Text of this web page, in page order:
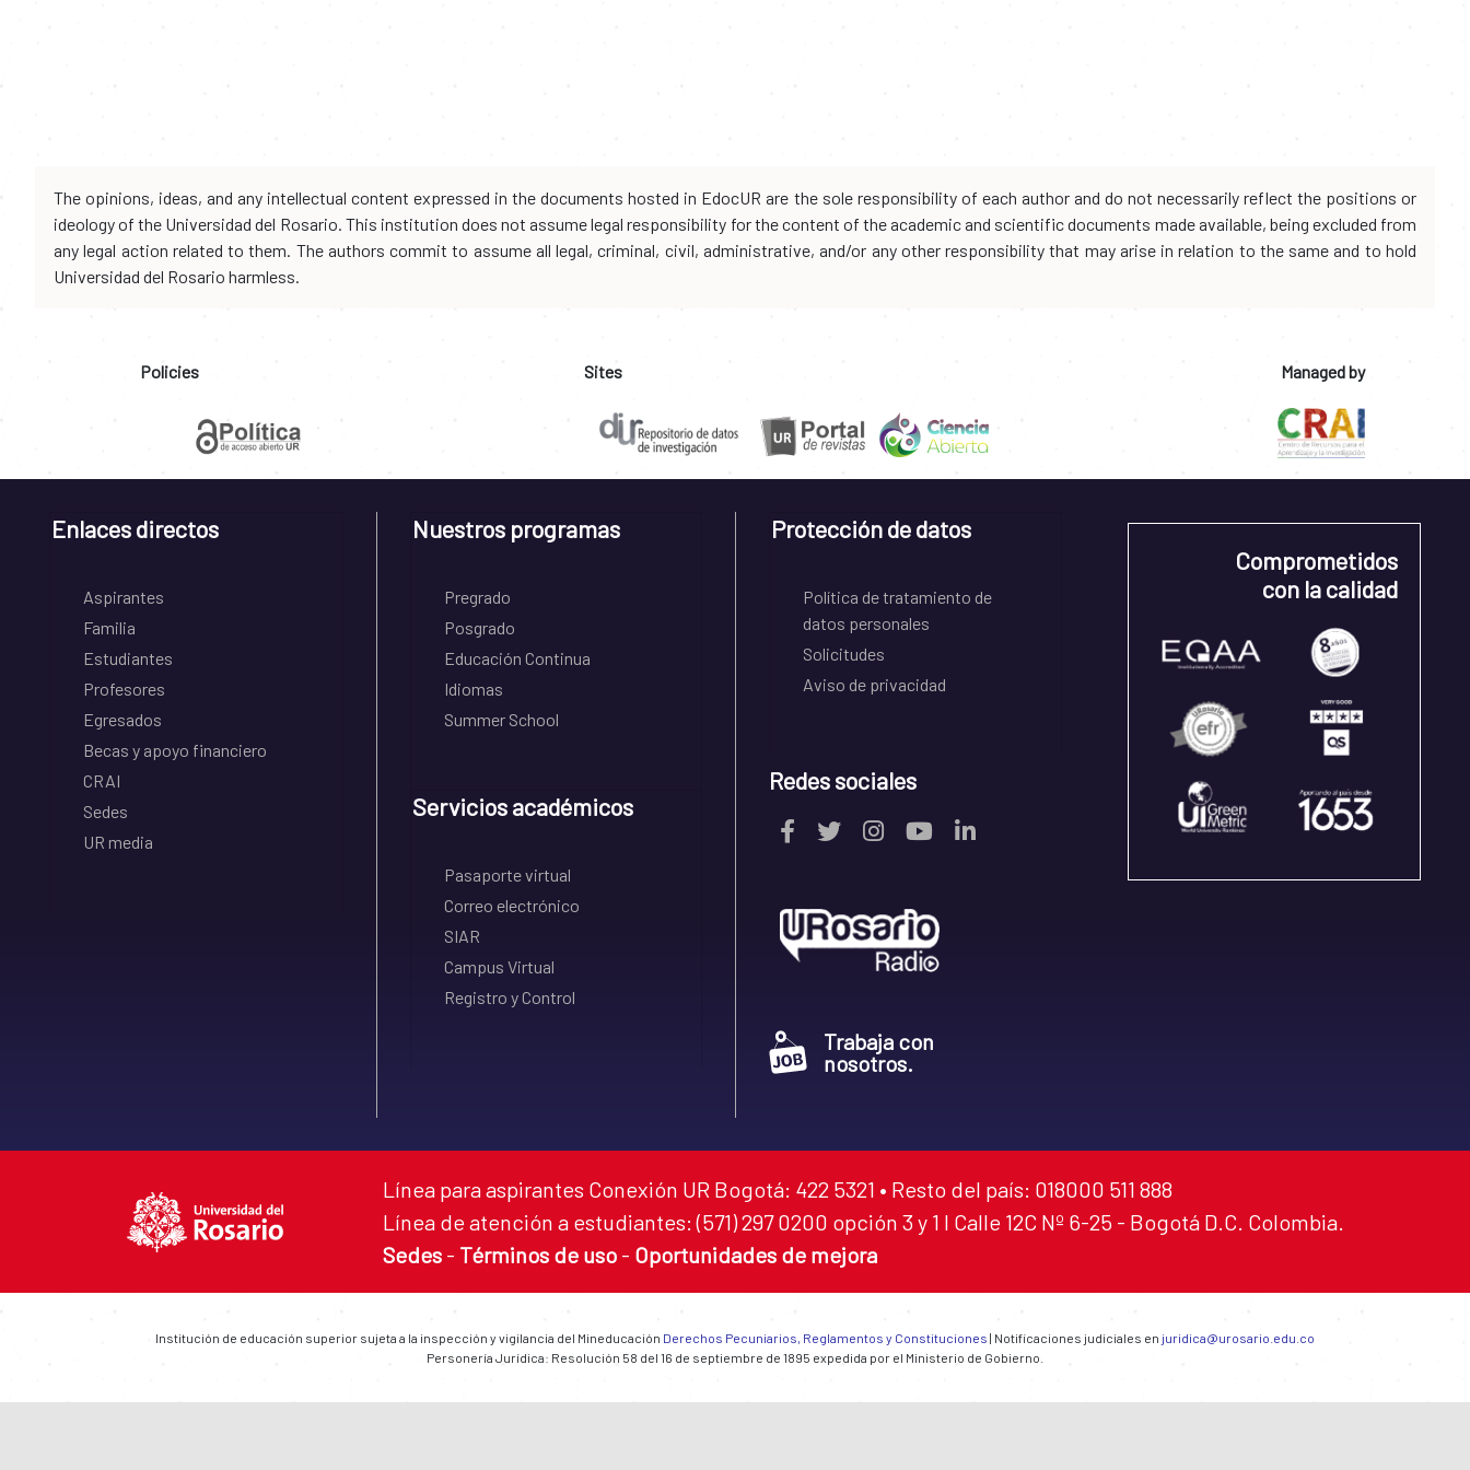
The opinions, ideas, and any intellectual content expressed in the documents hosted in EdocUR are the sole responsibility of each author and do not necessarily reflect the positions or
ideology of the Universidad del Rosario. This institution does not assume legal responsibility for the content of the academic and scientific documents made available, being excluded from
any legal action related to them. The authors commit to assume all legal, criminal, civil, administrative, and/or any other responsibility that may arise in relation to the same and to hold
Universidad del Rosario harmless.
Policies Sites Managed by
Enlaces directos
Aspirantes
Familia
Estudiantes
Profesores
Egresados
Becas y apoyo financiero
CRAI
Sedes
UR media
Nuestros programas
Pregrado
Posgrado
Educación Continua
Idiomas
Summer School
Servicios académicos
Pasaporte virtual
Correo electrónico
SIAR
Campus Virtual
Registro y Control
Protección de datos
Política de tratamiento de
datos personales
Solicitudes
Aviso de privacidad
Redes sociales
Trabaja con
nosotros.
Comprometidos
con la calidad
Línea para aspirantes Conexión UR Bogotá: 422 5321 • Resto del país: 018000 511 888
Línea de atención a estudiantes: (571) 297 0200 opción 3 y 1 I Calle 12C Nº 6-25 - Bogotá D.C. Colombia.
Sedes - Términos de uso - Oportunidades de mejora
Institución de educación superior sujeta a la inspección y vigilancia del Mineducación Derechos Pecuniarios, Reglamentos y Constituciones | Notificaciones judiciales en juridica@urosario.edu.co
Personería Jurídica: Resolución 58 del 16 de septiembre de 1895 expedida por el Ministerio de Gobierno.